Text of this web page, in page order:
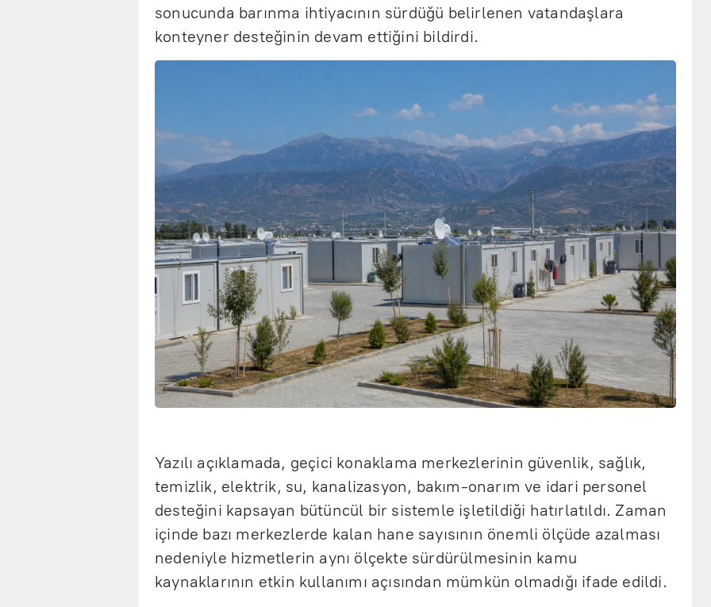
sonucunda barınma ihtiyacının sürdüğü belirlenen vatandaşlara
konteyner desteğinin devam ettiğini bildirdi.
Yazılı açıklamada, geçici konaklama merkezlerinin güvenlik, sağlık,
temizlik, elektrik, su, kanalizasyon, bakım-onarım ve idari personel
desteğini kapsayan bütüncül bir sistemle işletildiği hatırlatıldı. Zaman
içinde bazı merkezlerde kalan hane sayısının önemli ölçüde azalması
nedeniyle hizmetlerin aynı ölçekte sürdürülmesinin kamu
kaynaklarının etkin kullanımı açısından mümkün olmadığı ifade edildi.